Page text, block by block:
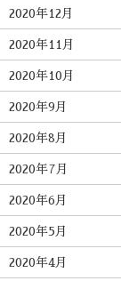
2020年12月
2020年11月
2020年10月
2020年9月
2020年8月
2020年7月
2020年6月
2020年5月
2020年4月